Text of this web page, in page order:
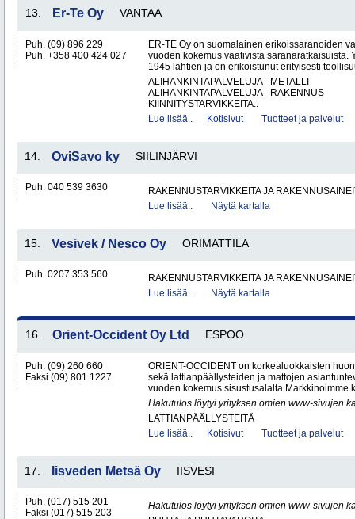
13. Er-Te Oy VANTAA
Puh. (09) 896 229
Puh. +358 400 424 027
ER-TE Oy on suomalainen erikoissaranoiden
vuoden kokemus vaativista saranaratkaisuista.
1945 lähtien ja on erikoistunut erityisesti
ALIHANKINTAPALVELUJA - METALLI
ALIHANKINTAPALVELUJA - RAKENNUS
KIINNITYSTARVIKKEITA..
Lue lisää..
Kotisivut Tuotteet ja palvelut
14. OviSavo ky SIILINJÄRVI
Puh. 040 539 3630
RAKENNUSTARVIKKEITA JA
Lue lisää..
Näytä kartalla
15. Vesivek / Nesco Oy ORIMATTILA
Puh. 0207 353 560
RAKENNUSTARVIKKEITA JA
Lue lisää..
Näytä kartalla
16. Orient-Occident Oy Ltd ESPOO
Puh. (09) 260 660
Faksi (09) 801 1227
ORIENT-OCCIDENT on korkealuokkaisten
sekä lattianpäällysteiden ja mattojen
vuoden kokemus sisustusalalta Markkinoimme
Hakutulos löytyi yrityksen omien www-sivujen
LATTIANPÄÄLLYSTEITÄ
Lue lisää..
Kotisivut Tuotteet ja palvelut
17. Iisveden Metsä Oy IISVESI
Puh. (017) 515 201
Faksi (017) 515 203
Hakutulos löytyi yrityksen omien www-sivujen